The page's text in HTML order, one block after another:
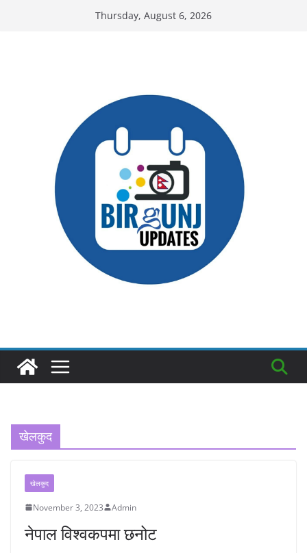
Thursday, August 6, 2026
खेलकुद
खेलकुद
November 3, 2023 Admin
नेपाल विश्वकपमा छनोट